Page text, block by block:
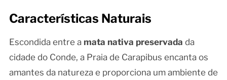
Características Naturais
Escondida entre a mata nativa preservada da
cidade do Conde, a Praia de Carapibus encanta os
amantes da natureza e proporciona um ambiente de